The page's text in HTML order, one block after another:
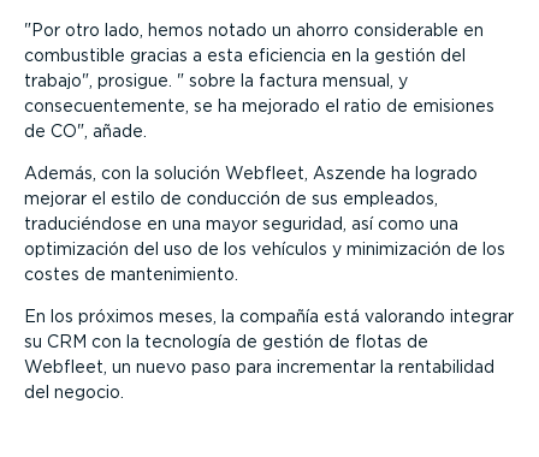
Por otro lado, hemos notado un ahorro considerable en
combustible gracias a esta eficiencia en la gestión del
trabajo , prosigue.
sobre la factura mensual, y
consecuentemente, se ha mejorado el ratio de emisiones
de CO , añade.
Además, con la solución Webfleet, Aszende ha logrado
mejorar el estilo de conducción de sus empleados,
traduciéndose en una mayor seguridad, así como una
optimización del uso de los vehículos y minimización de los
costes de mantenimiento.
En los próximos meses, la compañía está valorando integrar
su CRM con la tecnología de gestión de flotas de
Webfleet, un nuevo paso para incrementar la rentabilidad
del negocio.